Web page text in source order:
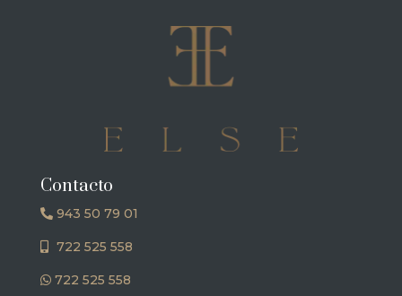
Contacto
943 50 79 01
722 525 558
722 525 558